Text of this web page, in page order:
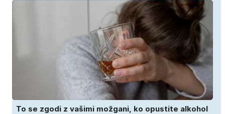
To se zgodi z vašimi možgani, ko opustite alkohol